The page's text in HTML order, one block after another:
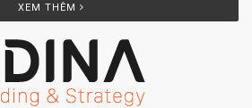
XEM THÊM